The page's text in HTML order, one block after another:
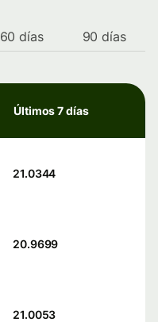
60 días 90 días
Últimos 7 días
21.0344
20.9699
21.0053